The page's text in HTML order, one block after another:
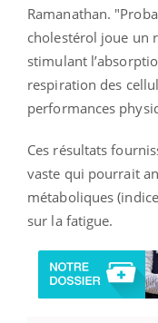
Ramanathan.
cholestérol joue un
stimulant
respiration des
performances
Ces résultats
vaste qui pourrait
métaboliques
sur la fatigue.